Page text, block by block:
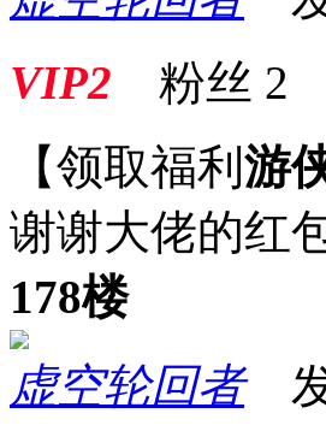
VIP2 粉丝 2
【领取福利 游
谢谢大佬的红
178楼
虚空轮回者发